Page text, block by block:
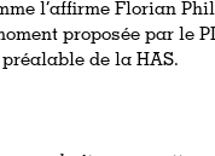
l’affirme Florian
proposée par le
de la HAS.